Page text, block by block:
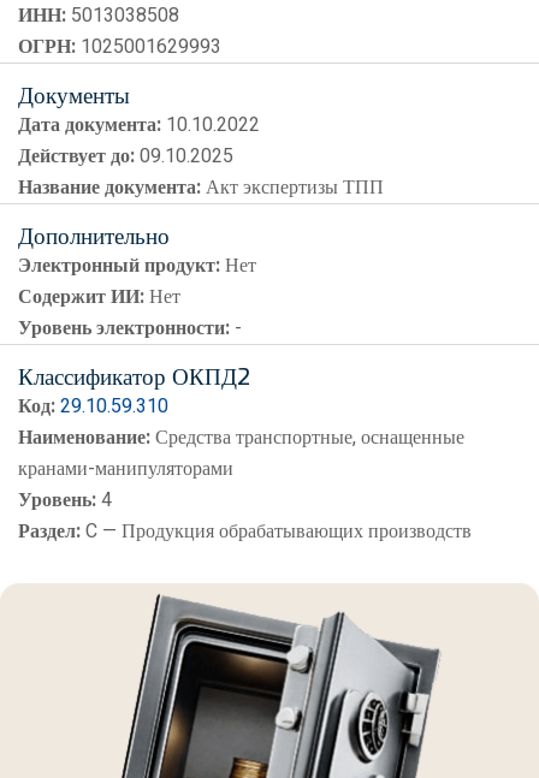
ИНН: 5013038508
ОГРН: 1025001629993
Документы
Дата документа: 10.10.2022
Действует до:09.10.2025
Название документа:Акт экспертизы ТПП
Дополнительно
Электронный продукт:Нет
Содержит ИИ:Нет
Уровень электронности: -
Классификатор ОКПД2
Код:29.10.59.310
Наименование:Средства транспортные, оснащенные
кранами-манипуляторами
Уровень:4
Раздел:C — Продукция обрабатывающих производств